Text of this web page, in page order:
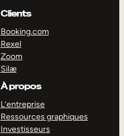
Clients
Booking.com
Rexel
Zoom
Silæ
À propos
L’entreprise
Ressources graphiques
Investisseurs